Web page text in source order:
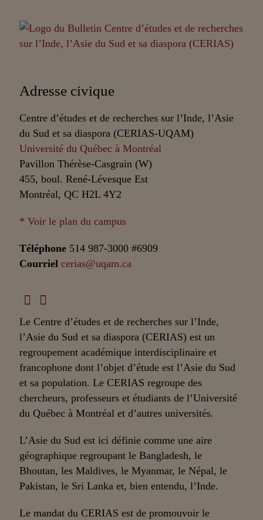
Adresse civique
Centre d’études et de recherches sur l’Inde, l’Asie
du Sud et sa diaspora (CERIAS-UQAM)
Université du Québec à Montréal
Pavillon Thérèse-Casgrain (W)
455, boul. René-Lévesque Est
Montréal, QC H2L 4Y2
* Voir le plan du campus
Téléphone 514 987-3000 #6909
Courriel cerias@uqam.ca
Le Centre d’études et de recherches sur l’Inde,
l’Asie du Sud et sa diaspora (CERIAS) est un
regroupement académique interdisciplinaire et
francophone dont l’objet d’étude est l’Asie du Sud
et sa population. Le CERIAS regroupe des
chercheurs, professeurs et étudiants de l’Université
du Québec à Montréal et d’autres universités.
L’Asie du Sud est ici définie comme une aire
géographique regroupant le Bangladesh, le
Bhoutan, les Maldives, le Myanmar, le Népal, le
Pakistan, le Sri Lanka et, bien entendu, l’Inde.
Le mandat du CERIAS est de promouvoir le